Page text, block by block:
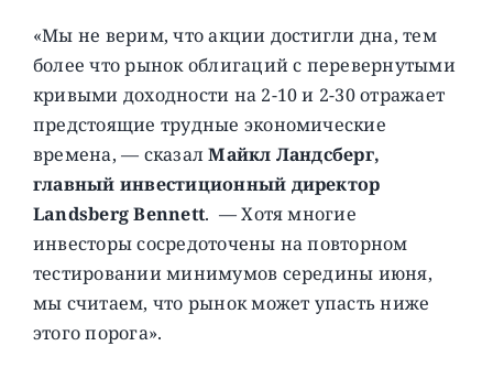
«Мы не верим, что акции достигли дна, тем
более что рынок облигаций с перевернутыми
кривыми доходности на 2-10 и 2-30 отражает
предстоящие трудные экономические
времена, — сказалМайкл Ландсберг,
главный инвестиционный директор
Landsberg Bennett. — Хотя многие
инвесторы сосредоточены на повторном
тестировании минимумов середины июня,
мы считаем, что рынок может упасть ниже
этого порога».